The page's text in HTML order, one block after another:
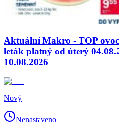
Aktuální Makro - TOP
leták platný od úterý
10.08.2026
Nový
Nenastaveno